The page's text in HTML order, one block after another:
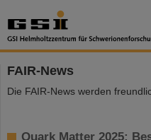
FAIR-News
Die FAIR-News werden
Quark Matter 2025: